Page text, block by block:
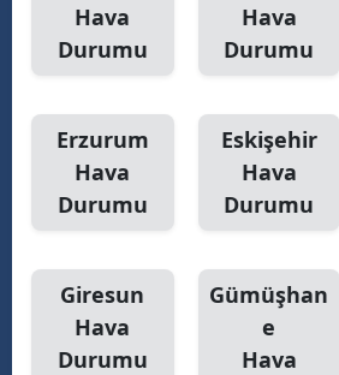
Hava
Durumu
Hava
Durumu
Erzurum
Hava
Durumu
Eskişehir
Hava
Durumu
Giresun
Hava
Durumu
Gümüşhan
e
Hava